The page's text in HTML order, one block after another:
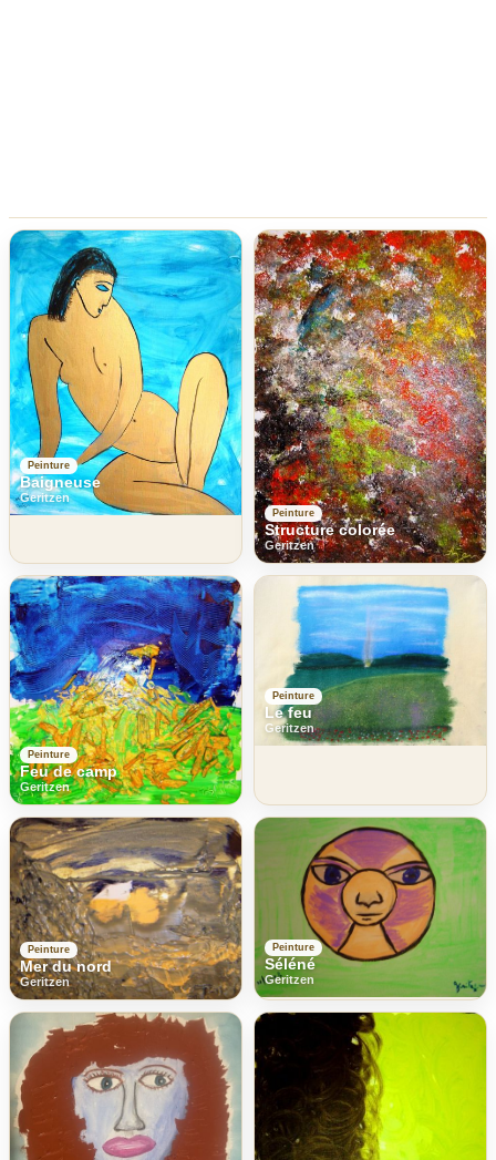
Peinture
Baigneuse
Geritzen
Peinture
Structure colorée
Geritzen
Peinture
Feu de camp
Geritzen
Peinture
Le feu
Geritzen
Peinture
Mer du nord
Geritzen
Peinture
Séléné
Geritzen